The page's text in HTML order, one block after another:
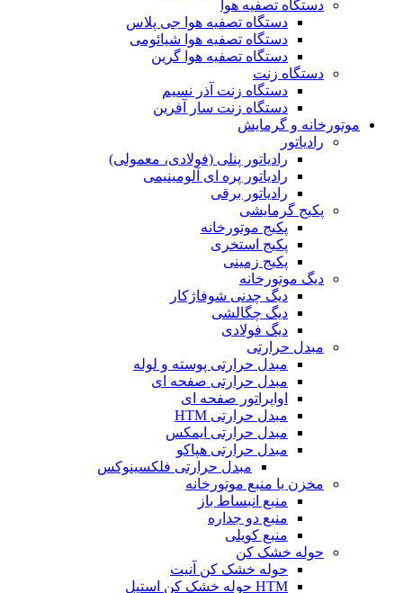
دستگاه تصفیه هوا
دستگاه تصفیه هوا جی پلاس
دستگاه تصفیه هوا شیائومی
دستگاه تصفیه هوا گرین
دستگاه زنت
دستگاه زنت آذر نسیم
دستگاه زنت سار آفرین
موتورخانه و گرمایش
رادیاتور
رادیاتور پنلی (فولادی، معمولی)
رادیاتور پره ای آلومینیمی
رادیاتور برقی
پکیج گرمایشی
پکیج موتورخانه
پکیج استخری
پکیج زمینی
دیگ موتورخانه
دیگ چدنی شوفاژکار
دیگ چگالشی
دیگ فولادی
مبدل حرارتی
مبدل حرارتی پوسته و لوله
مبدل حرارتی صفحه ای
اواپراتور صفحه ای
مبدل حرارتی HTM
مبدل حرارتی ایمکس
مبدل حرارتی هپاکو
مبدل حرارتی فلکسینوکس
مخزن یا منبع موتورخانه
منبع انبساط باز
منبع دو جداره
منبع کویلی
حوله خشک کن
حوله خشک کن آنیت
HTM حوله خشک کن استیل